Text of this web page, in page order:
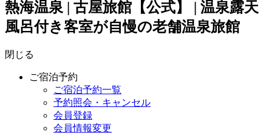
熱海温泉 | 古屋旅館【公式】 | 温泉露天
風呂付き客室が自慢の老舗温泉旅館
閉じる
ご宿泊予約
ご宿泊予約一覧
予約照会・キャンセル
会員登録
会員情報変更